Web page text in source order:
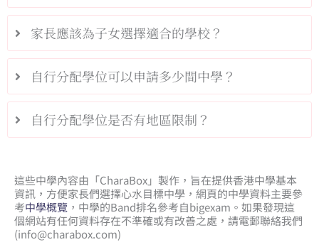
家長應該為子女選擇適合的學校？
自行分配學位可以申請多少間中學？
自行分配學位是否有地區限制？
這些中學內容由「CharaBox」製作，旨在提供香港中學基本
資訊，方便家長們選擇心水目標中學，網頁的中學資料主要參
考中學概覽 ，中學的Band排名參考自bigexam。如果發現這
個網站有任何資料存在不準確或有改善之處，請電郵聯絡我們
(info@charabox.com)